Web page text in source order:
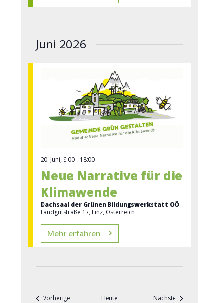
Juni 2026
20. Juni, 9:00- 18:00
Neue Narrative für die
Klimawende
Dachsaal der Grünen Bildungswerkstatt OÖ
Landgutstraße 17, Linz, Österreich
Mehr erfahren
Vorherige Veranstaltungen
Heute Nächste